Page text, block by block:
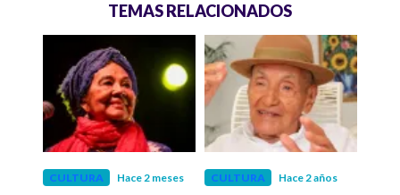
TEMAS RELACIONADOS
CULTURA Hace 2 meses CULTURA Hace 2 años